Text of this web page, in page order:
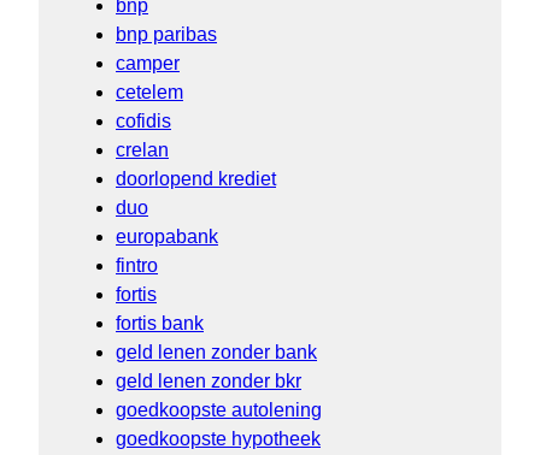
bnp
bnp paribas
camper
cetelem
cofidis
crelan
doorlopend krediet
duo
europabank
fintro
fortis
fortis bank
geld lenen zonder bank
geld lenen zonder bkr
goedkoopste autolening
goedkoopste hypotheek